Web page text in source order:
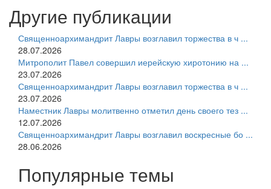
Другие публикации
Священноархимандрит Лавры возглавил торжества в ч ...
28.07.2026
Митрополит Павел совершил иерейскую хиротонию на ...
23.07.2026
Священноархимандрит Лавры возглавил торжества в ч ...
23.07.2026
Наместник Лавры молитвенно отметил день своего тез ...
12.07.2026
Священноархимандрит Лавры возглавил воскресные бо ...
28.06.2026
Популярные темы